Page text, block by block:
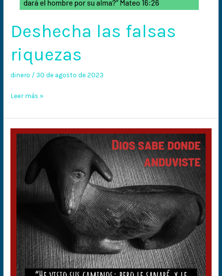
Deshecha las falsas
riquezas
dinero / 30 de agosto de 2023
Leer más »
Dios
anduviste